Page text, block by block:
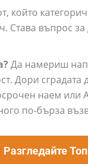
който
Става въпрос
Да намериш
Дори
наем
по-бърза
Разгледайте